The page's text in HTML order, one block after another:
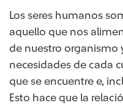
Los seres humanos
aquello que nos
de nuestro organismo
necesidades de cada
que se encuentre e,
Esto hace que la